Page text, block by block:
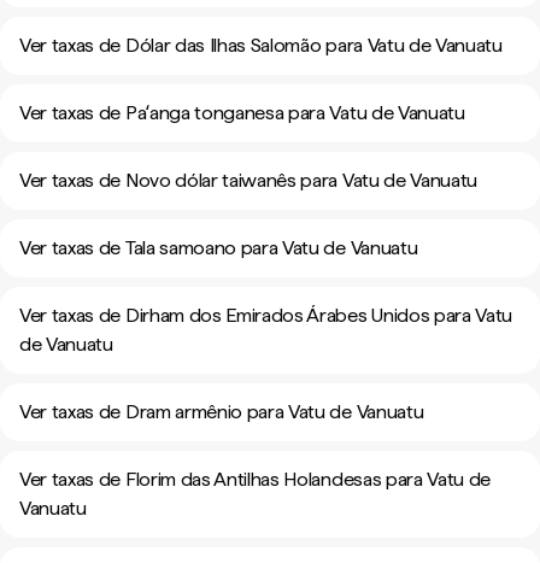
Ver taxas de Dólar das Ilhas Salomão para Vatu de Vanuatu
Ver taxas de Paʻanga tonganesa para Vatu de Vanuatu
Ver taxas de Novo dólar taiwanês para Vatu de Vanuatu
Ver taxas de Tala samoano para Vatu de Vanuatu
Ver taxas de Dirham dos Emirados Árabes Unidos para Vatu
de Vanuatu
Ver taxas de Dram armênio para Vatu de Vanuatu
Ver taxas de Florim das Antilhas Holandesas para Vatu de
Vanuatu